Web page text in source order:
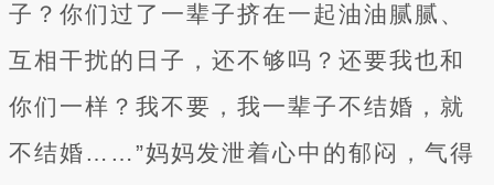
子？你们过了一辈子挤在一起油油腻腻、
互相干扰的日子，还不够吗？还要我也和
你们一样？我不要，我一辈子不结婚，就
不结婚……”妈妈发泄着心中的郁闷，气得